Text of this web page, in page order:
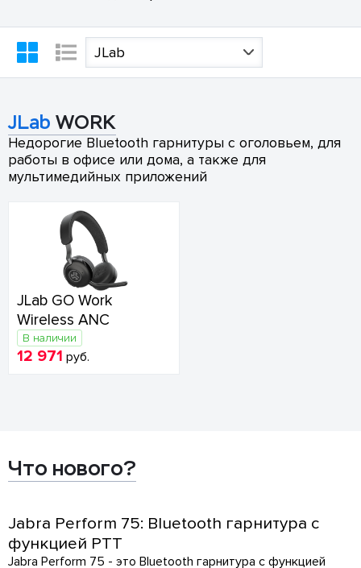
JLab
JLab WORK
Недорогие Bluetooth гарнитуры с оголовьем, для
работы в офисе или дома, а также для
мультимедийных приложений
JLab GO Work
Wireless ANC
В наличии
12 971 руб.
Что нового?
Jabra Perform 75: Bluetooth гарнитура с
функцией PTT
Jabra Perform 75 - это Bluetooth гарнитура с функцией